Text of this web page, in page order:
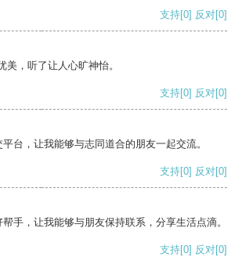
支持[0] 反对[0]
美，听了让人心旷神怡。
支持[0] 反对[0]
台，让我能够与志同道合的朋友一起交流。
支持[0] 反对[0]
手，让我能够与朋友保持联系，分享生活点滴。
支持[0] 反对[0]